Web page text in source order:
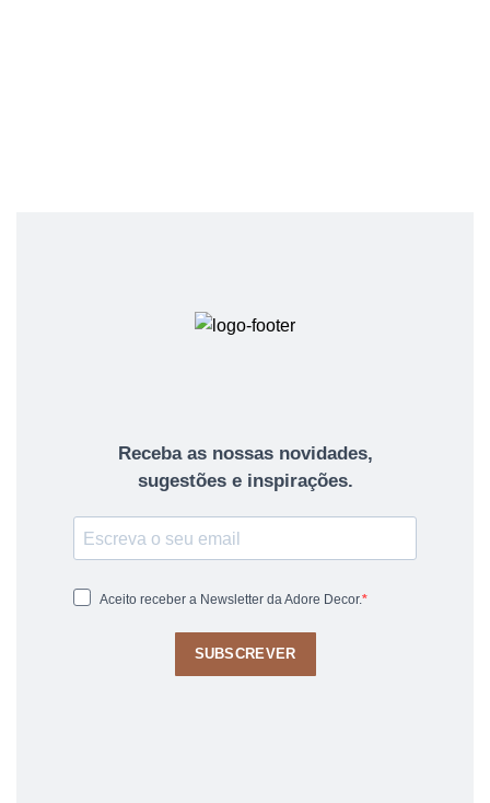
Receba as nossas novidades,
sugestões e inspirações.
Aceito receber a Newsletter da Adore Decor.
SUBSCREVER